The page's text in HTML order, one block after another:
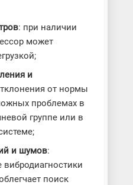
: при наличии
может
и
от нормы
проблемах в
группе или в
и шумов:
поиск